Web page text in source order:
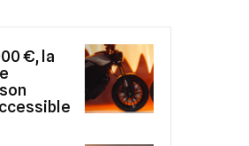
€, la